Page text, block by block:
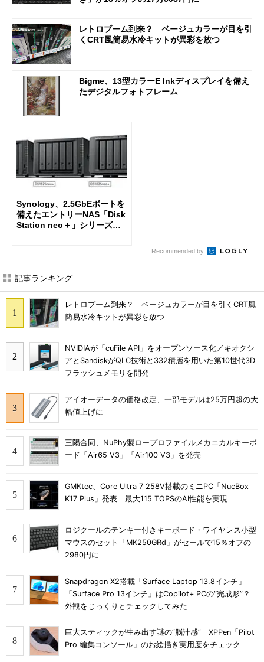
レトロブーム到来？ ベージュカラーが目を引
くCRT風簡易水冷キットが異彩を放つ
Bigme、13型カラーE Inkディスプレイを備え
たデジタルフォトフレーム
Synology、2.5GbEポートを
備えたエントリーNAS「Disk
Station neo＋」シリーズを
Recommended by
記事ランキング
レトロブーム到来？ ベージュカラーが目を引くCRT風
簡易水冷キットが異彩を放つ
NVIDIAが「cuFile API」をオープンソース化／キオクシ
アとSandiskがQLC技術と332積層を用いた第10世代3D
フラッシュメモリを開発
アイオーデータの価格改定、一部モデルは25万円超の大
幅値上げに
三陽合同、NuPhy製ロープロファイルメカニカルキーボ
ード「Air65 V3」「Air100 V3」を発売
GMKtec、Core Ultra 7 258V搭載のミニPC「NucBox
K17 Plus」発表 最大115 TOPSのAI性能を実現
ロジクールのテンキー付きキーボード・ワイヤレス小型
マウスのセット「MK250GRd」がセールで15％オフの
2980円に
Snapdragon X2搭載「Surface Laptop 13.8インチ」
「Surface Pro 13インチ」はCopilot+ PCの“完成形”？
外観をじっくりとチェックしてみた
巨大スティックが生み出す謎の“脳汁感” XPPen「Pilot
Pro 編集コンソール」のお絵描き実用度をチェック